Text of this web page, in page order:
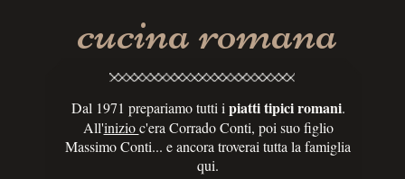
cucina romana
Dal 1971 prepariamo tutti i piatti tipici romani.
All'inizioc'era Corrado Conti, poi suo figlio
Massimo Conti... e ancora troverai tutta la famiglia
qui.